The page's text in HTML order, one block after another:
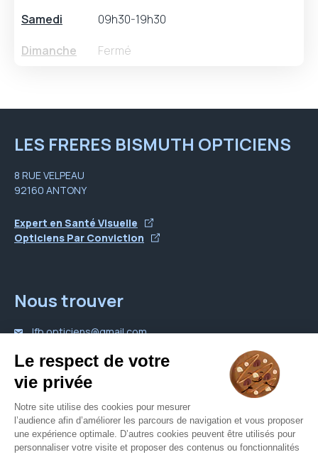
Samedi
09h30-19h30
Dimanche
Fermé
LES FRERES BISMUTH OPTICIENS
8 RUE VELPEAU
92160 ANTONY
Expert en Santé Visuelle
Opticiens Par Conviction
Votre opticien proche de vous
Nous trouver
lfb.opticiens@gmail.com
Nous contacter